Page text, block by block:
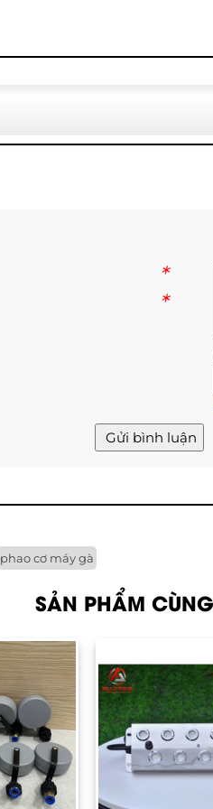
*
*
Gửi bình luận
phao cơ máy gà
SẢN PHẨM